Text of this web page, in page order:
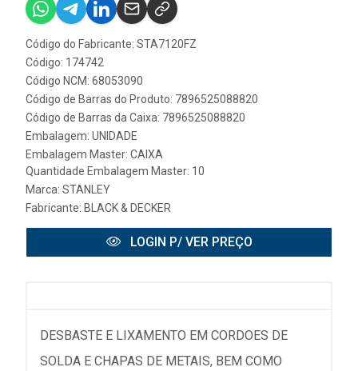
Código do Fabricante: STA7120FZ
Código: 174742
Código NCM: 68053090
Código de Barras do Produto: 7896525088820
Código de Barras da Caixa: 7896525088820
Embalagem: UNIDADE
Embalagem Master: CAIXA
Quantidade Embalagem Master: 10
Marca: STANLEY
Fabricante: BLACK & DECKER
LOGIN P/ VER PREÇO
DESBASTE E LIXAMENTO EM CORDOES DE
SOLDA E CHAPAS DE METAIS, BEM COMO